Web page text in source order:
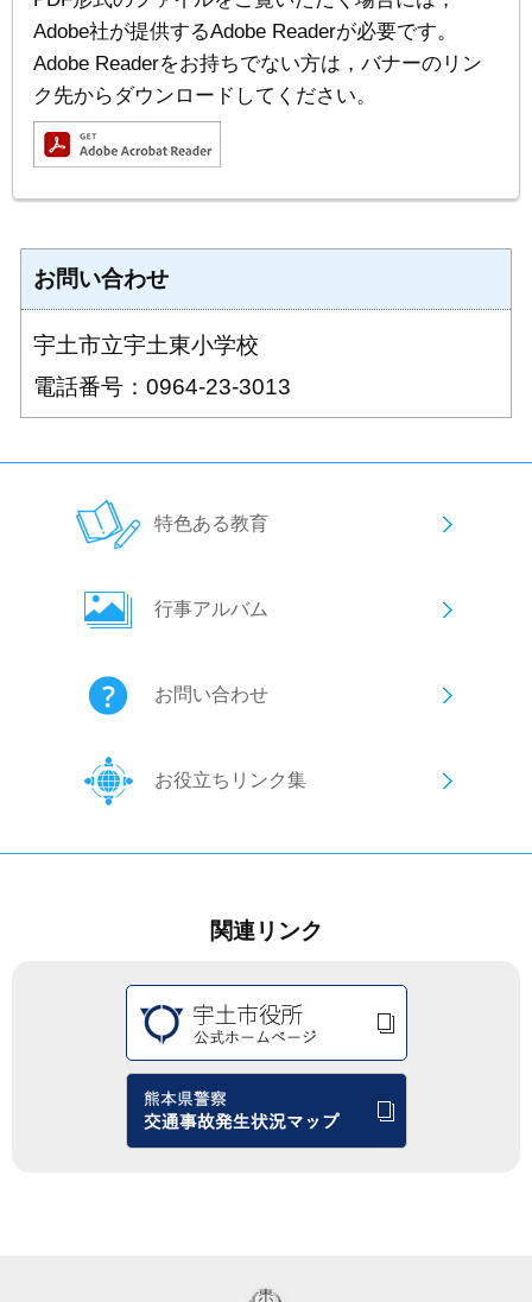
Adobe社が提供するAdobe Readerが必要です。
Adobe Readerをお持ちでない方は，バナーのリン
ク先からダウンロードしてください。
お問い合わせ
宇土市立宇土東小学校
電話番号：0964-23-3013
特色ある教育
行事アルバム
お問い合わせ
お役立ちリンク集
関連リンク